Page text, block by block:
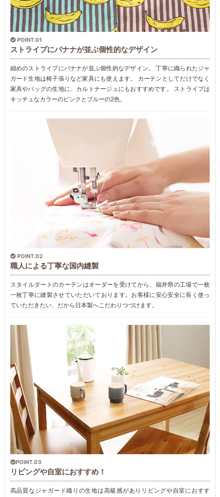
POINT.01
ストライプにバナナが並ぶ個性的なデザイン
細めのストライプにバナナが並ぶ個性的なデザイン。 丁寧に織られたジャ
ガード生地は椅子張りなど家具にも使えます。 カーテンとしてだけでなく
家具やバッグの生地に、カルトナージュにもおすすめです。 ストライプは
キッチュなカラーのピンクとブルーの2色。
POINT.02
職人による丁寧な国内縫製
スタイルダートのカーテンはオーダーを受けてから、福井県の工場で一枚
一枚丁寧に縫製させていただいております。お客様に安心安全に長く使っ
ていただきたい、だから日本製へこだわりつづけます。
POINT.03
リビングや自室におすすめ！
高品質なジャガード織りの生地は高級感がありリビングや自室におすす